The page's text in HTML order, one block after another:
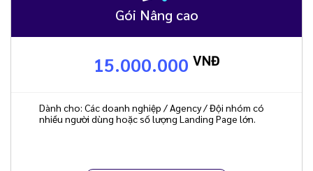
Gói Nâng cao
15.000.000 VNĐ
Dành cho: Các doanh nghiệp / Agency / Đội nhóm có
nhiều người dùng hoặc số lượng Landing Page lớn.